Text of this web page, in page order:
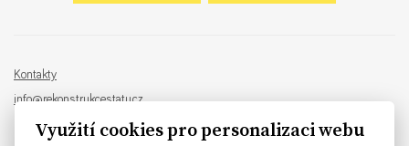
Kontakty
info@rekonstrukcestatu.cz
Návrh a vývoj: Sinfin , ilustrace:
Využití cookies pro personalizaci webu